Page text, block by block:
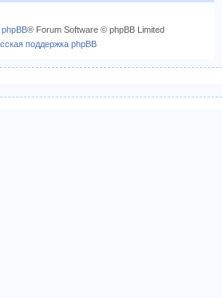
phpBB® Forum Software © phpBB Limited
поддержка phpBB